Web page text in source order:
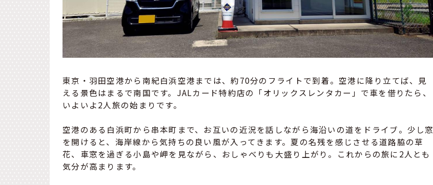
東京・羽田空港から南紀白浜空港までは、約70分のフライトで到着。空港に降り立てば、見
える景色はまるで南国です。JALカード特約店の「オリックスレンタカー」で車を借りたら、
いよいよ2人旅の始まりです。
空港のある白浜町から串本町まで、お互いの近況を話しながら海沿いの道をドライブ。少し窓
を開けると、海岸線から気持ちの良い風が入ってきます。夏の名残を感じさせる道路脇の草
花、車窓を過ぎる小島や岬を見ながら、おしゃべりも大盛り上がり。これからの旅に2人とも
気分が高まります。